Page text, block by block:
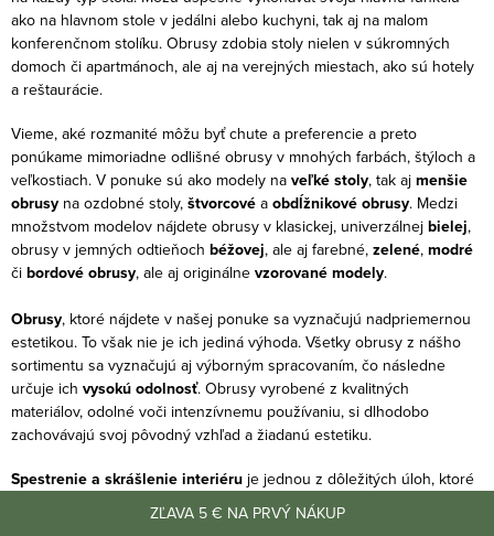
e
p
r
k
y
v
ý
p
i
s
u
n
k
o
v
a
n
i
e
ako na hlavnom stole v jedálni alebo kuchyni, tak aj na malom
konferenčnom stolíku. Obrusy zdobia stoly nielen v súkromných
domoch či apartmánoch, ale aj na verejných miestach, ako sú hotely
a reštaurácie.
Vieme, aké rozmanité môžu byť chute a preferencie a preto
ponúkame mimoriadne odlišné obrusy v mnohých farbách, štýloch a
veľkostiach. V ponuke sú ako modely na veľké stoly, tak aj menšie
obrusy na ozdobné stoly, štvorcové a obdĺžnikové obrusy. Medzi
množstvom modelov nájdete obrusy v klasickej, univerzálnej bielej,
obrusy v jemných odtieňoch béžovej, ale aj farebné, zelené, modré
či bordové obrusy, ale aj originálne vzorované modely.
Obrusy, ktoré nájdete v našej ponuke sa vyznačujú nadpriemernou
estetikou. To však nie je ich jediná výhoda. Všetky obrusy z nášho
sortimentu sa vyznačujú aj výborným spracovaním, čo následne
určuje ich vysokú odolnosť. Obrusy vyrobené z kvalitných
materiálov, odolné voči intenzívnemu používaniu, si dlhodobo
zachovávajú svoj pôvodný vzhľad a žiadanú estetiku.
Spestrenie a skrášlenie interiéru je jednou z dôležitých úloh, ktoré
obrus plní. Okrem toho tiež účinne chráni povrch stola
možným poškodením, poškriabaním či znečistením. Ich dvojitá,
ZĽAVA 5 € NA PRVÝ NÁKUP